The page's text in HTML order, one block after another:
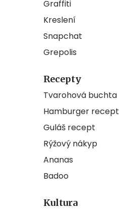
Graffiti
Kreslení
Snapchat
Grepolis
Recepty
Tvarohová buchta
Hamburger recept
Guláš recept
Rýžový nákyp
Ananas
Badoo
Kultura